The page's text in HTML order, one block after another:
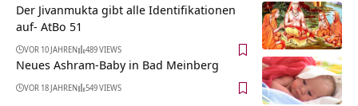
Der Jivanmukta gibt alle Identifikationen
auf- AtBo 51
VOR 10 JAHREN 489 VIEWS
Neues Ashram-Baby in Bad Meinberg
VOR 18 JAHREN 549 VIEWS